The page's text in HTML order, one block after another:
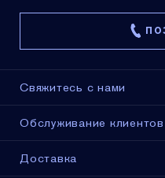
Свяжитесь с нами
Обслуживание клиентов
Доставка